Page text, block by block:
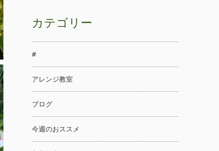
カテゴリー
#
アレンジ教室
ブログ
今週のおススメ